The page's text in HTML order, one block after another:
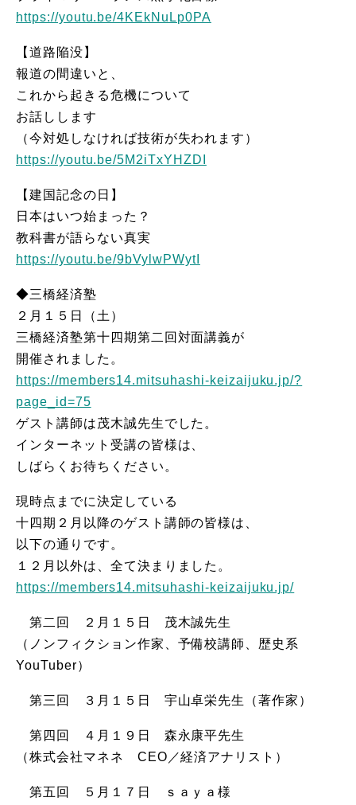
https://youtu.be/4KEkNuLp0PA
【道路陥没】
報道の間違いと、
これから起きる危機について
お話しします
（今対処しなければ技術が失われます）
https://youtu.be/5M2iTxYHZDI
【建国記念の日】
日本はいつ始まった？
教科書が語らない真実
https://youtu.be/9bVylwPWytI
◆三橋経済塾
２月１５日（土）
三橋経済塾第十四期第二回対面講義が
開催されました。
https://members14.mitsuhashi-keizaijuku.jp/?
page_id=75
ゲスト講師は茂木誠先生でした。
インターネット受講の皆様は、
しばらくお待ちください。
現時点までに決定している
十四期２月以降のゲスト講師の皆様は、
以下の通りです。
１２月以外は、全て決まりました。
https://members14.mitsuhashi-keizaijuku.jp/
第二回 ２月１５日 茂木誠先生
（ノンフィクション作家、予備校講師、歴史系
YouTuber）
第三回 ３月１５日 宇山卓栄先生（著作家）
第四回 ４月１９日 森永康平先生
（株式会社マネネ CEO／経済アナリスト）
第五回 ５月１７日 ｓａｙａ様